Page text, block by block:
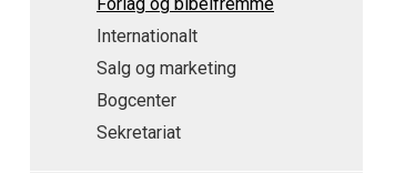
Internationalt
Salg og marketing
Bogcenter
Sekretariat